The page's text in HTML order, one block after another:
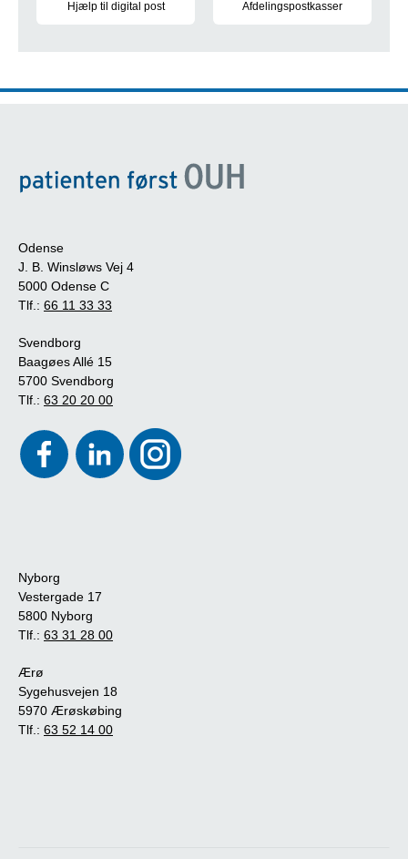
Hjælp til digital post Afdelingspostkasser
Odense
J. B. Winsløws Vej 4
5000 Odense C
Tlf.: 66 11 33 33
Svendborg
Baagøes Allé 15
5700 Svendborg
Tlf.: 63 20 20 00
Nyborg
Vestergade 17
5800 Nyborg
Tlf.: 63 31 28 00
Ærø
Sygehusvejen 18
5970 Ærøskøbing
Tlf.: 63 52 14 00